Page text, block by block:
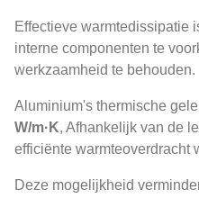
Effectieve warmtedissipatie
interne componenten te
werkzaamheid te behouden.
Aluminium's thermische
W/m·K, Afhankelijk van de
efficiënte warmteoverdracht
Deze mogelijkheid